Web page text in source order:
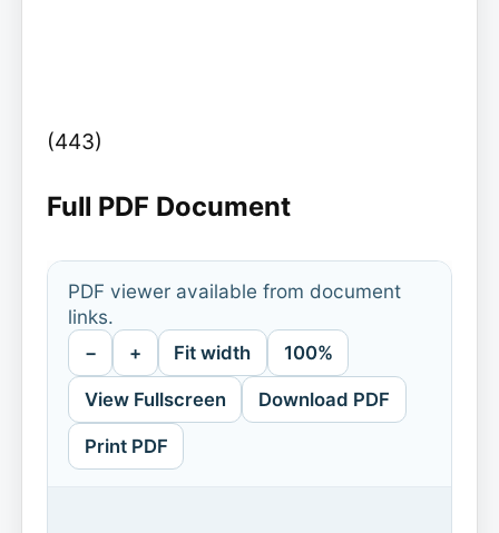
(443)
Full PDF Document
PDF viewer available from document
links.
− + Fit width 100%
View Fullscreen Download PDF
Print PDF